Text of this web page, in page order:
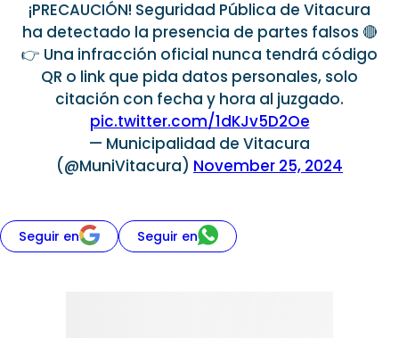
¡PRECAUCIÓN! Seguridad Pública de Vitacura
ha detectado la presencia de partes falsos 🔴
👉 Una infracción oficial nunca tendrá código
QR o link que pida datos personales, solo
citación con fecha y hora al juzgado.
pic.twitter.com/1dKJv5D2Oe
— Municipalidad de Vitacura
(@MuniVitacura) November 25, 2024
Seguir en Seguir en